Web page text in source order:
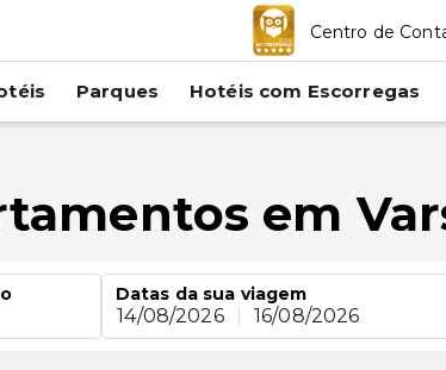
Centro de
Parques Hotéis com Escorregas
em
Datas da sua viagem
14/08/2026 16/08/2026